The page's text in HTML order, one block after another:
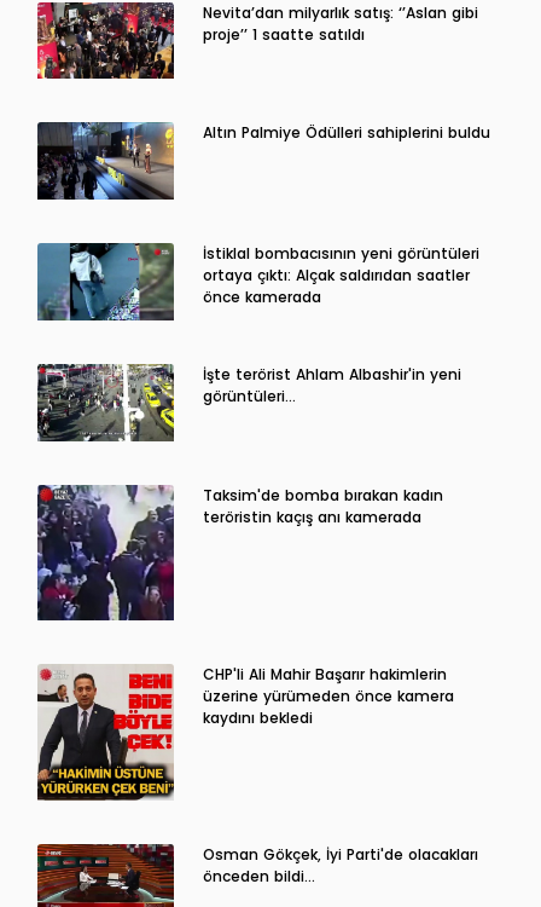
Nevita’dan milyarlık satış: ‘’Aslan gibi
proje’’ 1 saatte satıldı
Altın Palmiye Ödülleri sahiplerini buldu
İstiklal bombacısının yeni görüntüleri
ortaya çıktı: Alçak saldırıdan saatler
önce kamerada
İşte terörist Ahlam Albashir'in yeni
görüntüleri…
Taksim'de bomba bırakan kadın
teröristin kaçış anı kamerada
CHP'li Ali Mahir Başarır hakimlerin
üzerine yürümeden önce kamera
kaydını bekledi
Osman Gökçek, İyi Parti'de olacakları
önceden bildi...